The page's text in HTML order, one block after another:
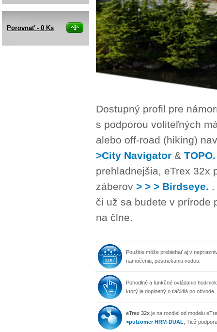
Dostupný profil pre
s podporou voliteľných
alebo off-road (hiking)
>City Navigator& TOPO.
prehladnejšia, eTrex 32x
záberov > > > Birdseye. .
či už sa budete v prírode
na člne.
Použitie môže prebiehať aj v
namočeniu, postriekaniu vodou.
Pohodlné a funkčné ovládanie
ktorý je doplnený o tlačidlá po obvode.
eTrex 32xje na rozdiel od modelu
>pulzomer HRM-DUAL , Tiež
Porovnať - 0 Ks